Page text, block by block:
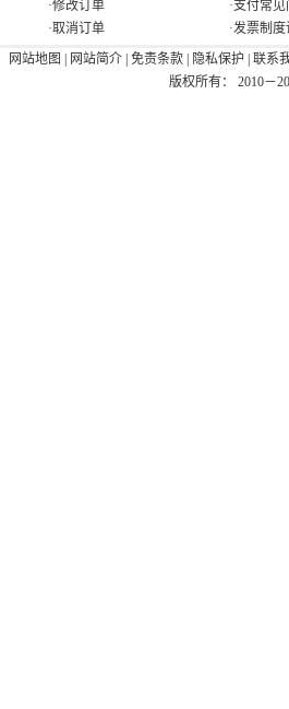
·修改订单
·取消订单
·支付常
·发票制
网站地图
网站简介 免责条款 隐私保护
联系
版权所有： 2010－